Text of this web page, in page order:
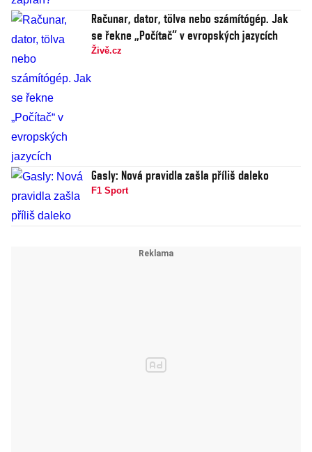
Računar, dator, tölva nebo számítógép. Jak
se řekne „Počítač“ v evropských jazycích
Živě.cz
Gasly: Nová pravidla zašla příliš daleko
F1 Sport